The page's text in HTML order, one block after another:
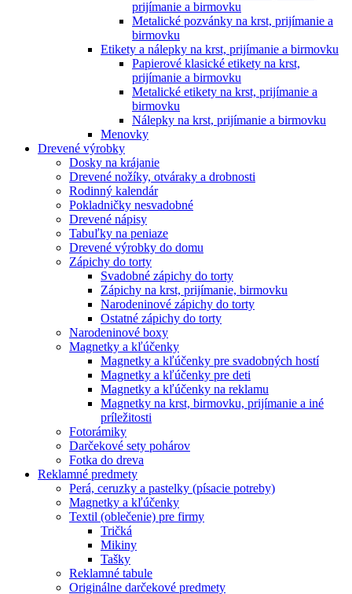
prijímanie a birmovku
Metalické pozvánky na krst, prijímanie a
birmovku
Etikety a nálepky na krst, prijímanie a birmovku
Papierové klasické etikety na krst,
prijímanie a birmovku
Metalické etikety na krst, prijímanie a
birmovku
Nálepky na krst, prijímanie a birmovku
Menovky
Drevené výrobky
Dosky na krájanie
Drevené nožíky, otváraky a drobnosti
Rodinný kalendár
Pokladničky nesvadobné
Drevené nápisy
Tabuľky na peniaze
Drevené výrobky do domu
Zápichy do torty
Svadobné zápichy do torty
Zápichy na krst, prijímanie, birmovku
Narodeninové zápichy do torty
Ostatné zápichy do torty
Narodeninové boxy
Magnetky a kľúčenky
Magnetky a kľúčenky pre svadobných hostí
Magnetky a kľúčenky pre deti
Magnetky a kľúčenky na reklamu
Magnetky na krst, birmovku, prijímanie a iné
príležitosti
Fotorámiky
Darčekové sety pohárov
Fotka do dreva
Reklamné predmety
Perá, ceruzky a pastelky (písacie potreby)
Magnetky a kľúčenky
Textil (oblečenie) pre firmy
Tričká
Mikiny
Tašky
Reklamné tabule
Originálne darčekové predmety